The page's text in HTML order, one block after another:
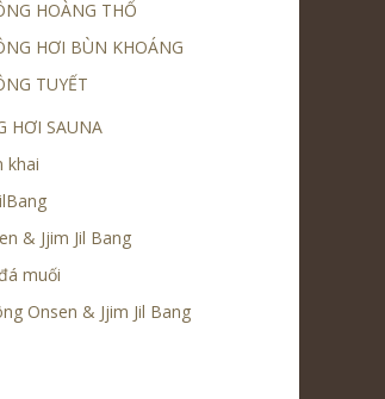
HOÀNG THỔ
HƠI BÙN KHOÁNG
TUYẾT
HƠI SAUNA
khai
& Jjim Jil Bang
muối
Onsen & Jjim Jil Bang